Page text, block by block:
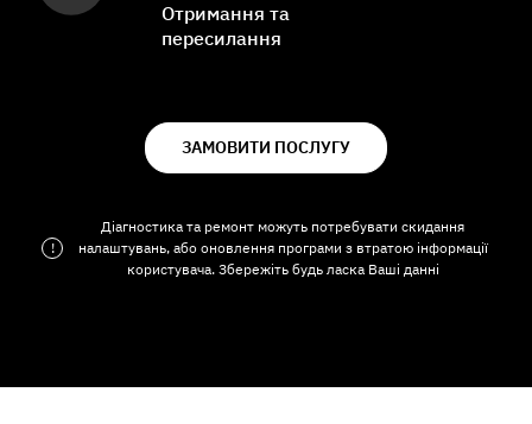
Отримання та
пересилання
ЗАМОВИТИ ПОСЛУГУ
!
Діагностика та ремонт можуть потребувати скидання
налаштувань, або оновлення програми з втратою інформації
користувача. Збережіть будь ласка Ваші данні